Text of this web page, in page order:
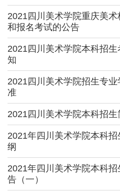
2021四川美术学院重庆美
和报名考试的公告
2021四川美术学院本科招
知
2021四川美术学院招生专
准
2021四川美术学院本科招
2021年四川美术学院本科
纲
2021年四川美术学院本科
告（一）